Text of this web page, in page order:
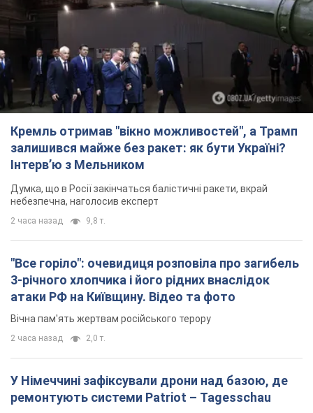
Кремль отримав "вікно можливостей", а Трамп
залишився майже без ракет: як бути Україні?
Інтерв’ю з Мельником
Думка, що в Росії закінчаться балістичні ракети, вкрай
небезпечна, наголосив експерт
2 часа назад 9,8 т.
"Все горіло": очевидиця розповіла про загибель
3-річного хлопчика і його рідних внаслідок
атаки РФ на Київщину. Відео та фото
Вічна пам'ять жертвам російського терору
2 часа назад 2,0 т.
У Німеччині зафіксували дрони над базою, де
ремонтують системи Patriot – Tagesschau